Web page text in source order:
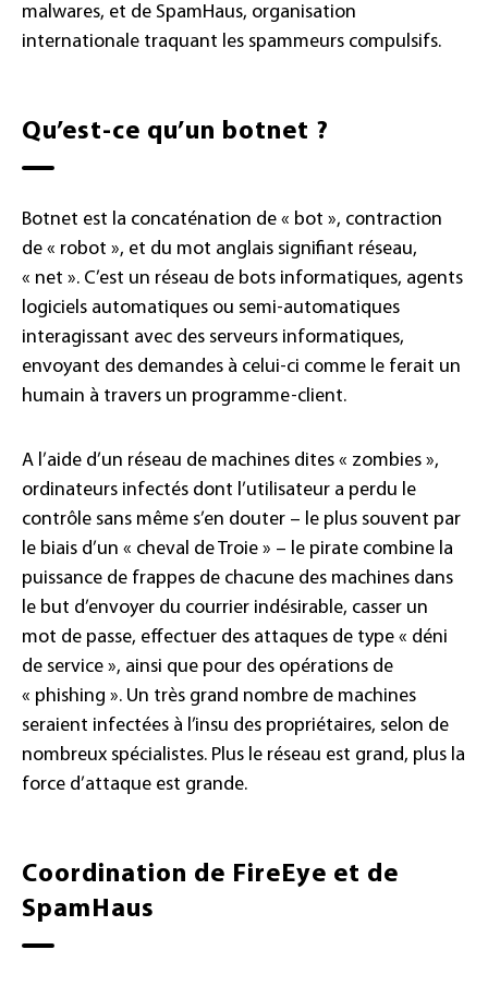
malwares, et de SpamHaus, organisation
internationale traquant les spammeurs compulsifs.
Qu’est-ce qu’un botnet ?
Botnet est la concaténation de « bot », contraction
de « robot », et du mot anglais signifiant réseau,
« net ». C’est un réseau de bots informatiques, agents
logiciels automatiques ou semi-automatiques
interagissant avec des serveurs informatiques,
envoyant des demandes à celui-ci comme le ferait un
humain à travers un programme-client.
A l’aide d’un réseau de machines dites « zombies »,
ordinateurs infectés dont l’utilisateur a perdu le
contrôle sans même s’en douter – le plus souvent par
le biais d’un « cheval de Troie » – le pirate combine la
puissance de frappes de chacune des machines dans
le but d’envoyer du courrier indésirable, casser un
mot de passe, effectuer des attaques de type « déni
de service », ainsi que pour des opérations de
« phishing ». Un très grand nombre de machines
seraient infectées à l’insu des propriétaires, selon de
nombreux spécialistes. Plus le réseau est grand, plus la
force d’attaque est grande.
Coordination de FireEye et de
SpamHaus